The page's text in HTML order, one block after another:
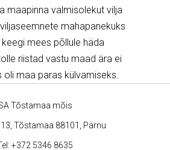
maapinna valmisolekut vilja
mahapanekuks
mees põllule häda
riistad vastu maad ära ei
oli maa paras külvamiseks.
Tõstamaa mõis
Tõstamaa 88101, Pärnu
+372 5346 8635